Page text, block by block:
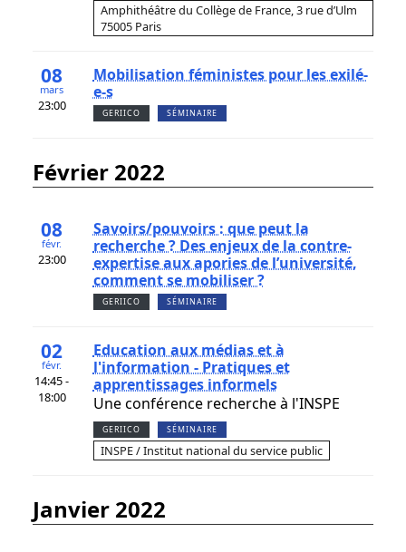
Amphithéâtre du Collège de France, 3 rue d’Ulm
75005 Paris
08
mars
23:00
Mobilisation féministes pour les exilé-
e-s
GERIICO SÉMINAIRE
février 2022
08
févr.
23:00
Savoirs/pouvoirs : que peut la
recherche ? Des enjeux de la contre-
expertise aux apories de l’université,
comment se mobiliser ?
GERIICO SÉMINAIRE
02
févr.
14:45 -
18:00
Education aux médias et à
l'information - Pratiques et
apprentissages informels
Une conférence recherche à l'INSPE
GERIICO SÉMINAIRE
INSPE / Institut national du service public
janvier 2022